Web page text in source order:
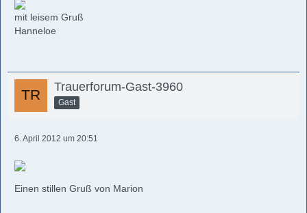
mit leisem Gruß
Hanneloe
Trauerforum-Gast-3960
Gast
6. April 2012 um 20:51
Einen stillen Gruß von Marion